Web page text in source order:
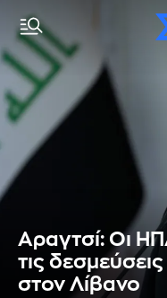
Αραγτσί: Οι
τις
στον Λίβανο